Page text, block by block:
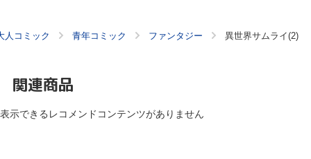
人コミック 青年コミック ファンタジー 異世界サムライ(2)
関連商品
表示できるレコメンドコンテンツがありません